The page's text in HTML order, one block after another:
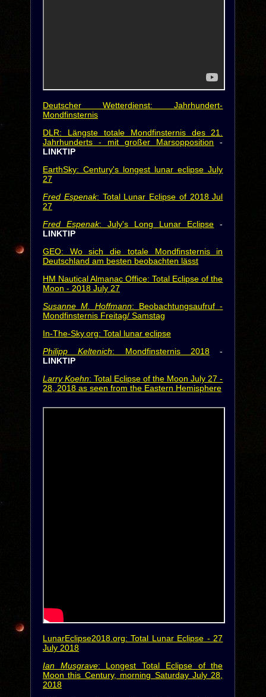
Deutscher Wetterdienst: Jahrhundert-
Mondfinsternis
DLR: Längste totale Mondfinsternis des 21.
Jahrhunderts - mit großer Marsopposition -
LINKTIP
EarthSky: Century's longest lunar eclipse July
27
Fred Espenak: Total Lunar Eclipse of 2018 Jul
27
Fred Espenak: July's Long Lunar Eclipse -
LINKTIP
GEO: Wo sich die totale Mondfinsternis in
Deutschland am besten beobachten lässt
HM Nautical Almanac Office: Total Eclipse of the
Moon - 2018 July 27
Susanne M. Hoffmann: Beobachtungsaufruf -
Mondfinsternis Freitag/ Samstag
In-The-Sky.org: Total lunar eclipse
Philipp Keltenich: Mondfinsternis 2018 -
LINKTIP
Larry Koehn: Total Eclipse of the Moon July 27 -
28, 2018 as seen from the Eastern Hemisphere
LunarEclipse2018.org: Total Lunar Eclipse - 27
July 2018
Ian Musgrave: Longest Total Eclipse of the
Moon this Century, morning Saturday July 28,
2018